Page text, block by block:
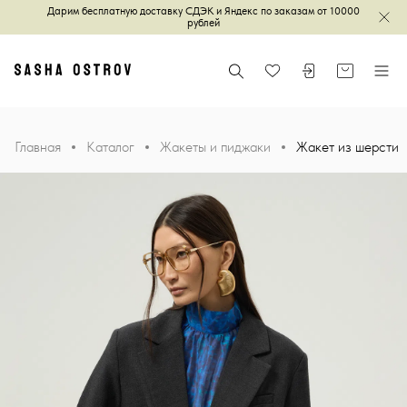
Дарим бесплатную доставку СДЭК и Яндекс по заказам от 10000
рублей
Главная Поиск ИзбранноеВойти илиКорзинаМеню
Главная Каталог Жакеты и пиджаки Жакет из шерсти